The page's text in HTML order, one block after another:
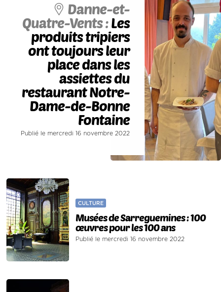
Danne-et-
Quatre-Vents :Les
produits tripiers
ont toujours leur
place dans les
assiettes du
restaurant Notre-
Dame-de-Bonne
Fontaine
Publié le mercredi 16 novembre 2022
CULTURE
Musées de Sarreguemines : 100
œuvres pour les 100 ans
Publié le mercredi 16 novembre 2022